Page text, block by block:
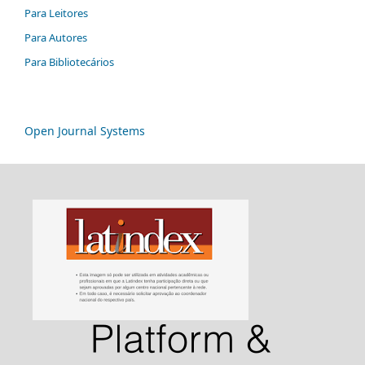
Para Leitores
Para Autores
Para Bibliotecários
Open Journal Systems